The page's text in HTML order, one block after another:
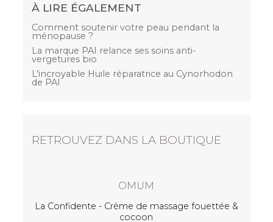
À LIRE ÉGALEMENT
Comment soutenir votre peau pendant la
ménopause ?
La marque PAI relance ses soins anti-
vergetures bio
L’incroyable Huile réparatrice au Cynorhodon
de PAI
RETROUVEZ DANS LA BOUTIQUE